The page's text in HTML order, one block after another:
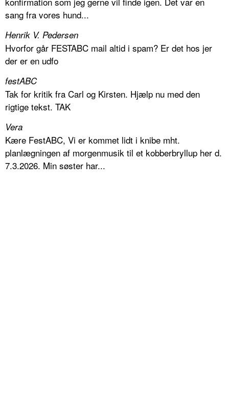
sang fra vores hund...
Henrik V. Pedersen
Hvorfor går FESTABC mail altid i spam? Er det hos jer
der er en udfo
festABC
Tak for kritik fra Carl og Kirsten. Hjælp nu med den
rigtige tekst. TAK
Vera
Kære FestABC, Vi er kommet lidt i knibe mht.
planlægningen af morgenmusik til et kobberbryllup her d.
7.3.2026. Min søster har...